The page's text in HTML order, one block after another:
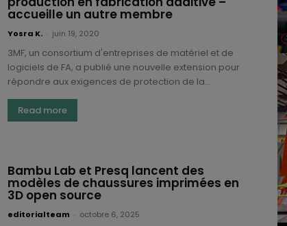
accueille un autre membre
Yosra K. juin 19, 2020
3MF, un consortium d'entreprises de matériel et de
logiciels de FA, a publié une nouvelle extension pour
répondre aux exigences de protection de la...
Read more
Bambu Lab et Presq lancent des
modèles de chaussures imprimées en
3D open source
editorialteam octobre 6, 2025